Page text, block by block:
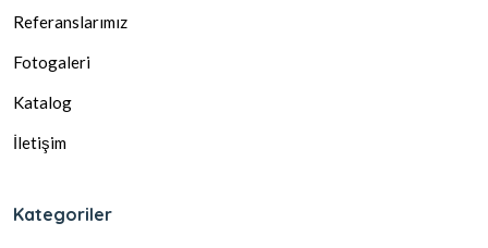
Referanslarımız
Fotogaleri
Katalog
İletişim
Kategoriler